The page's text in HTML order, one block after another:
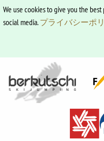
We use cookies to give you the
social media.プライバシーポ